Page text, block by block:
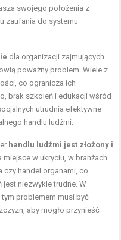
swojego położenia z
zaufania do systemu
dla organizacji zajmujących
poważny problem. Wiele z
co ogranicza ich
brak szkoleń i edukacji wśród
utrudnia efektywne
handlu ludźmi.
handlu ludźmi jest złożony i
miejsce w ukryciu, w branżach
czy handel organami, co
jest niezwykle trudne. W
problemem musi być
aby mogło przynieść